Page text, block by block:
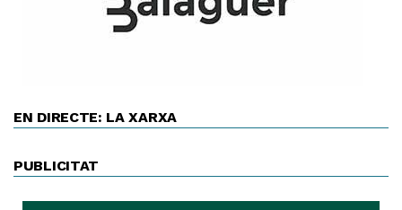
EN DIRECTE: LA XARXA
PUBLICITAT